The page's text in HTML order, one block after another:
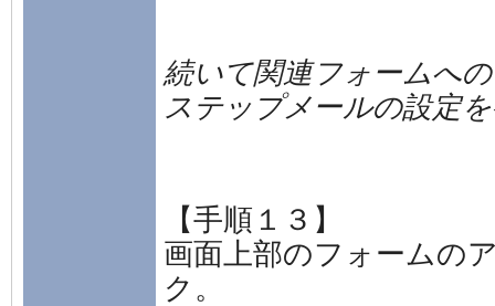
続いて関連フォームへの
ステップメールの設定
【手順１３】
画面上部のフォームの
ク。